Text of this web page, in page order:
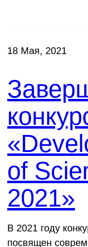
18 Мая, 2021
of
2021»
В 2021 году
посвящен